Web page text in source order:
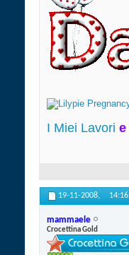
I Miei Lavori e
19-11-2008, 14:16
mammaele
Crocettina Gold